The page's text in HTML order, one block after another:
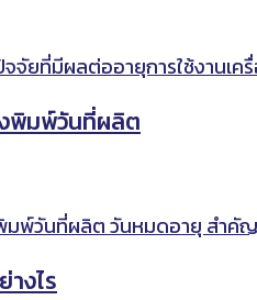
พิมพ์วันที่ผลิต
งไร